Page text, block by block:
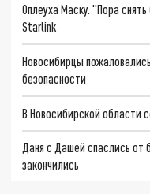
Оплеуха Маску. "Пора
Starlink
Новосибирцы
безопасности
В Новосибирской области
Даня с Дашей спаслись от
закончились